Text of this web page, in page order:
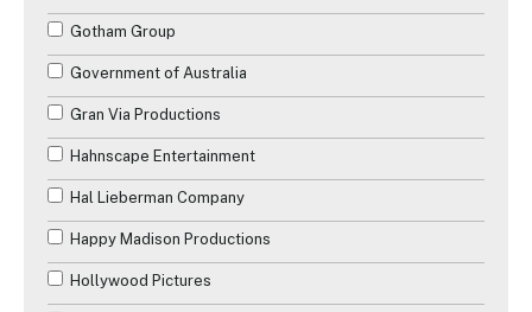
Gotham Group
Government of Australia
Gran Via Productions
Hahnscape Entertainment
Hal Lieberman Company
Happy Madison Productions
Hollywood Pictures